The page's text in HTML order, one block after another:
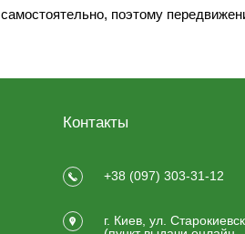
поэтому
перечнем факторов, на которые
с кровати или
Контакты
+38 (097) 303-31-12
г. Киев, ул.